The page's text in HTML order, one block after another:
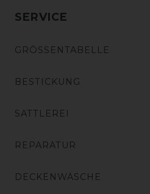
SERVICE
GRÖSSENTABELLE
BESTICKUNG
SATTLEREI
REPARATUR
DECKENWÄSCHE